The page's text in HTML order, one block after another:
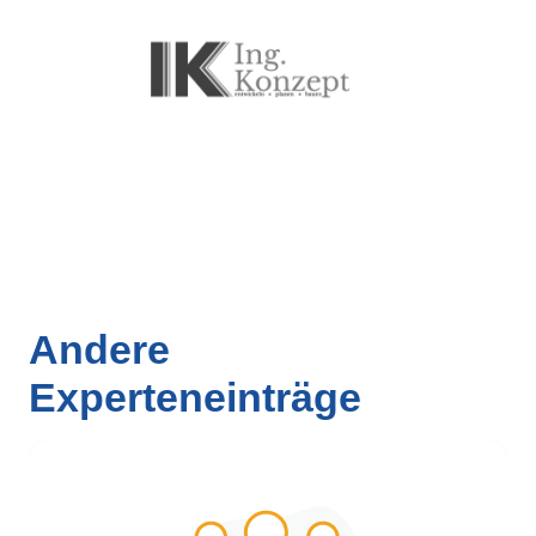
Andere
Experteneinträge